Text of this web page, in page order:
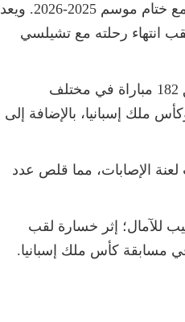
وجاءت هذه الخطوة لتحصين مستقبل المدافع البالغ من العمر 33 عاماً، حيث كان عقده السابق يشرف على الانتهاء مع ختام موسم 2025-2026. ويعد
انتهاء رحلته مع تشيلسي
وفرض النجم الألماني نفسه كعنصر أساسي وقائد في دفاعات الريال مستنداً إلى خبرته الطويلة، إذ خاض مع الفريق 182 مباراة في مختلف
ملك إسبانيا، بالإضافة إلى
2025-2026 شهدت بعض التعثرات بسبب لعنة الإصابات، مما قلص عدد
للآمال؛ إثر خسارة لقب